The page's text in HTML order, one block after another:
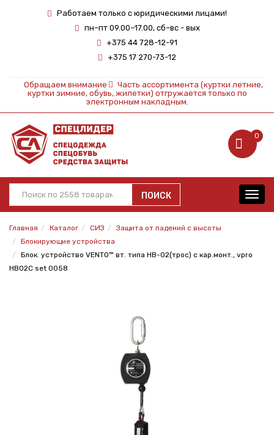
Работаем только с юридическими лицами!
пн–пт 09.00–17.00, сб–вс - вых
+375 44 728-12-91
+375 17 270-73-12
Обращаем внимание
Часть ассортимента (куртки летние,
куртки зимние, обувь, жилетки) отгружается только по
электронным накладным.
0
ПОИСК
Главная Каталог СИЗ
Защита от падений с высоты
Блокирующие устройства
Блок. устройство VENTO™ вт. типа НВ-02(трос) с кар.монт., vpro
HB02C set 0058